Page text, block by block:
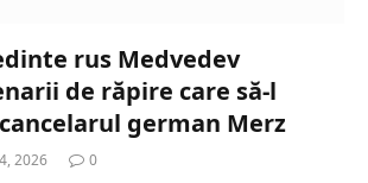
rus Medvedev
de răpire care să-l
german Merz
2026 0